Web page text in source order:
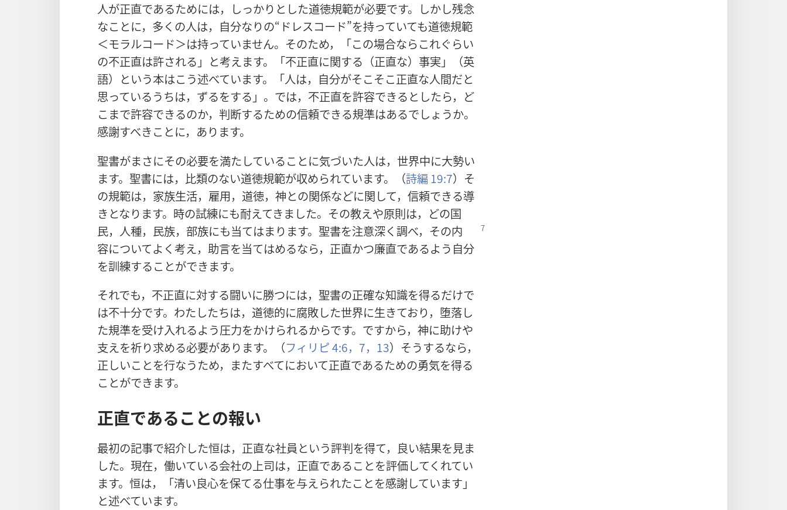
人が正直であるためには，しっかりとした道徳規範が必要です。しかし残念
なことに，多くの人は，自分なりの“ドレスコード”を持っていても道徳規範
＜モラルコード＞は持っていません。そのため，「この場合ならこれぐらい
の不正直は許される」と考えます。「不正直に関する（正直な）事実」（英
語）という本はこう述べています。「人は，自分がそこそこ正直な人間だと
思っているうちは，ずるをする」。では，不正直を許容できるとしたら，ど
こまで許容できるのか，判断するための信頼できる規準はあるでしょうか。
感謝すべきことに，あります。
聖書がまさにその必要を満たしていることに気づいた人は，世界中に大勢い
ます。聖書には，比類のない道徳規範が収められています。（詩編 19:7）そ
の規範は，家族生活，雇用，道徳，神との関係などに関して，信頼できる導
きとなります。時の試練にも耐えてきました。その教えや原則は，どの国
民，人種，民族，部族にも当てはまり ます。聖書を注意深く調べ，その内
容についてよく考え，助言を当てはめるなら，正直かつ廉直であるよう自分
を訓練することができます。
それでも，不正直に対する闘いに勝つには，聖書の正確な知識を得るだけで
は不十分です。わたしたちは，道徳的に腐敗した世界に生きており，堕落し
た規準を受け入れるよう圧力をかけられるからです。ですから，神に助けや
支えを祈り求める必要があります。（フィリピ 4:6，7， 13）そうするなら，
正しいことを行なうため，またすべてにおいて正直であるための勇気を得る
ことができます。
正直であることの報い
最初の記事で紹介した恒は，正直な社員という評判を得て，良い結果を見ま
した。現在，働いている会社の上司は，正直であることを評価してくれてい
ます。恒は，「清い良心を保てる仕事を与えられたことを感謝しています」
と述べています。